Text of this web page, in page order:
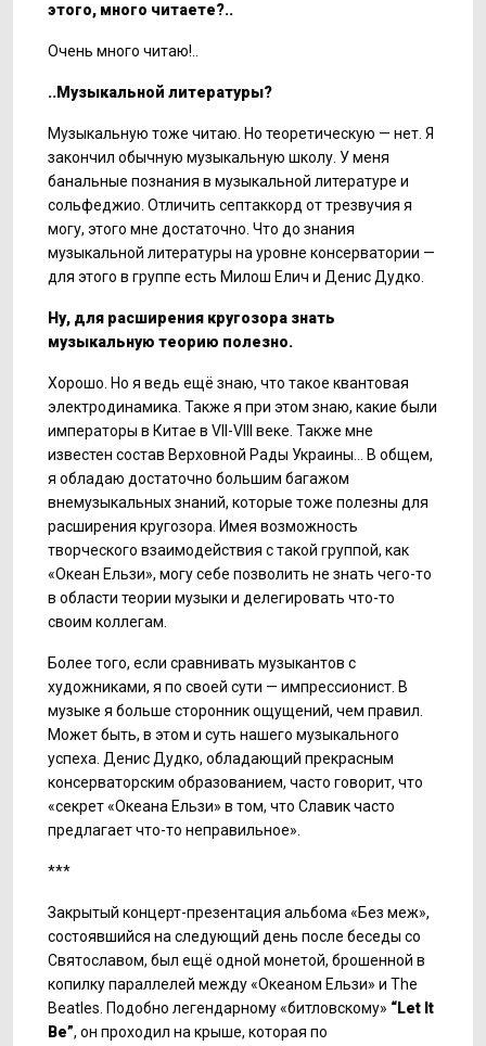
этого, много читаете?..
Очень много читаю!..
..Музыкальной литературы?
Музыкальную тоже читаю. Но теоретическую — нет. Я
закончил обычную музыкальную школу. У меня
банальные познания в музыкальной литературе и
сольфеджио. Отличить септаккорд от трезвучия я
могу, этого мне достаточно. Что до знания
музыкальной литературы на уровне консерватории —
для этого в группе есть Милош Елич и Денис Дудко.
Ну, для расширения кругозора знать
музыкальную теорию полезно.
Хорошо. Но я ведь ещё знаю, что такое квантовая
электродинамика. Также я при этом знаю, какие были
императоры в Китае в VII-VIII веке. Также мне
известен состав Верховной Рады Украины... В общем,
я обладаю достаточно большим багажом
внемузыкальных знаний, которые тоже полезны для
расширения кругозора. Имея возможность
творческого взаимодействия с такой группой, как
«Океан Ельзи», могу себе позволить не знать чего-то
в области теории музыки и делегировать что-то
своим коллегам.
Более того, если сравнивать музыкантов с
художниками, я по своей сути — импрессионист. В
музыке я больше сторонник ощущений, чем правил.
Может быть, в этом и суть нашего музыкального
успеха. Денис Дудко, обладающий прекрасным
консерваторским образованием, часто говорит, что
«секрет «Океана Ельзи» в том, что Славик часто
предлагает что-то неправильное».
***
Закрытый концерт-презентация альбома «Без меж»,
состоявшийся на следующий день после беседы со
Святославом, был ещё одной монетой, брошенной в
копилку параллелей между «Океаном Ельзи» и The
Beatles. Подобно легендарному «битловскому» “Let It
Be”, он проходил на крыше, которая по